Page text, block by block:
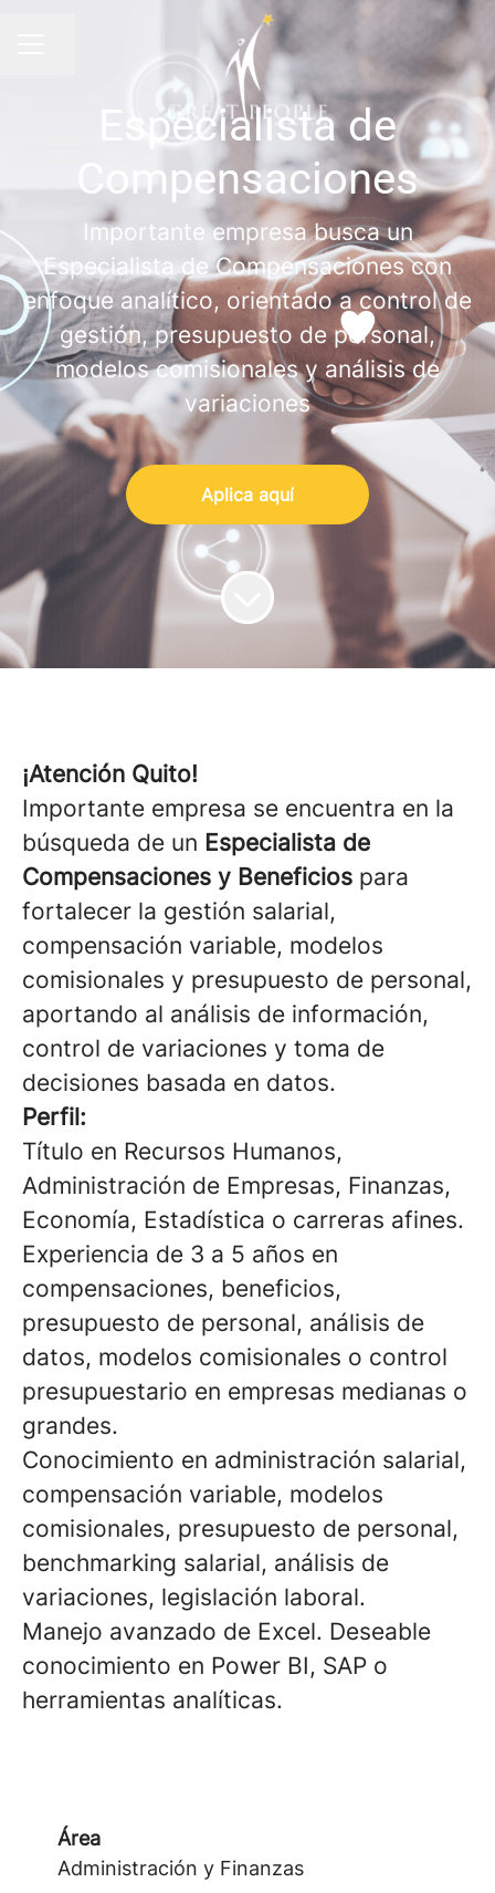
Especialista de
Compensaciones
Importante empresa busca un
Especialista de Compensaciones con
enfoque analítico, orientado a control de
gestión, presupuesto de personal,
modelos comisionales y análisis de
variaciones
Aplica aquí
¡Atención Quito!
Importante empresa se encuentra en la
búsqueda de un Especialista de
Compensaciones y Beneficios para
fortalecer la gestión salarial,
compensación variable, modelos
comisionales y presupuesto de personal,
aportando al análisis de información,
control de variaciones y toma de
decisiones basada en datos.
Perfil:
Título en Recursos Humanos,
Administración de Empresas, Finanzas,
Economía, Estadística o carreras afines.
Experiencia de 3 a 5 años en
compensaciones, beneficios,
presupuesto de personal, análisis de
datos, modelos comisionales o control
presupuestario en empresas medianas o
grandes.
Conocimiento en administración salarial,
compensación variable, modelos
comisionales, presupuesto de personal,
benchmarking salarial, análisis de
variaciones, legislación laboral.
Manejo avanzado de Excel. Deseable
conocimiento en Power BI, SAP o
herramientas analíticas.
Área
Administración y Finanzas